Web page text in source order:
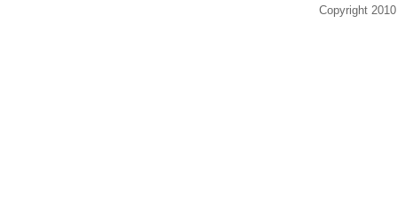
Copyright